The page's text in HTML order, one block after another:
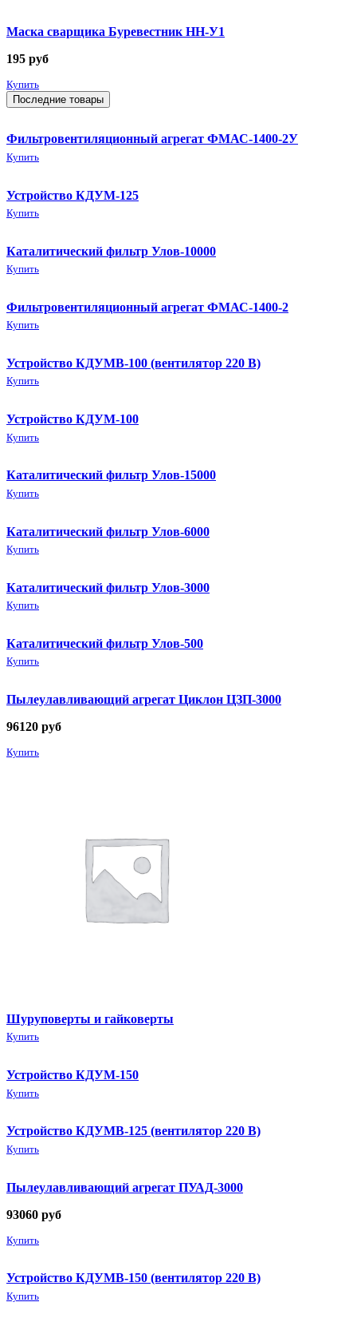
Маска сварщика Буревестник НН-У1
195 руб
Купить
Последние товары
Фильтровентиляционный агрегат ФМАС-1400-2У
Купить
Устройство КДУМ-125
Купить
Каталитический фильтр Улов-10000
Купить
Фильтровентиляционный агрегат ФМАС-1400-2
Купить
Устройство КДУМВ-100 (вентилятор 220 В)
Купить
Устройство КДУМ-100
Купить
Каталитический фильтр Улов-15000
Купить
Каталитический фильтр Улов-6000
Купить
Каталитический фильтр Улов-3000
Купить
Каталитический фильтр Улов-500
Купить
Пылеулавливающий агрегат Циклон ЦЗП-3000
96120 руб
Купить
Шуруповерты и гайковерты
Купить
Устройство КДУМ-150
Купить
Устройство КДУМВ-125 (вентилятор 220 В)
Купить
Пылеулавливающий агрегат ПУАД-3000
93060 руб
Купить
Устройство КДУМВ-150 (вентилятор 220 В)
Купить